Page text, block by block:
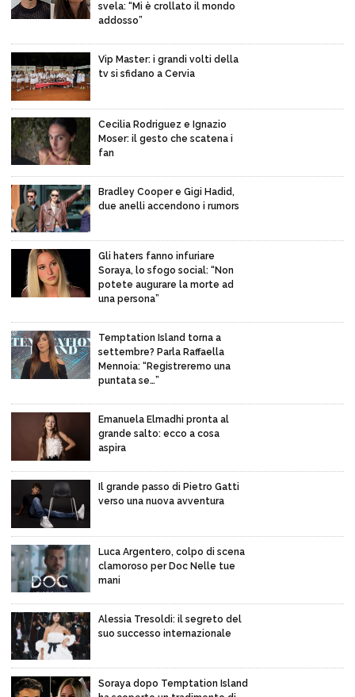
svela: “Mi è crollato il mondo
addosso”
Vip Master: i grandi volti della
tv si sfidano a Cervia
Cecilia Rodriguez e Ignazio
Moser: il gesto che scatena i
fan
Bradley Cooper e Gigi Hadid,
due anelli accendono i rumors
Gli haters fanno infuriare
Soraya, lo sfogo social: “Non
potete augurare la morte ad
una persona”
Temptation Island torna a
settembre? Parla Raffaella
Mennoia: “Registreremo una
puntata se…”
Emanuela Elmadhi pronta al
grande salto: ecco a cosa
aspira
Il grande passo di Pietro Gatti
verso una nuova avventura
Luca Argentero, colpo di scena
clamoroso per Doc Nelle tue
mani
Alessia Tresoldi: il segreto del
suo successo internazionale
Soraya dopo Temptation Island